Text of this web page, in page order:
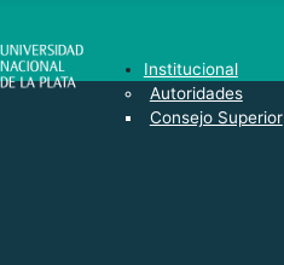
Institucional
Autoridades
Consejo Superior